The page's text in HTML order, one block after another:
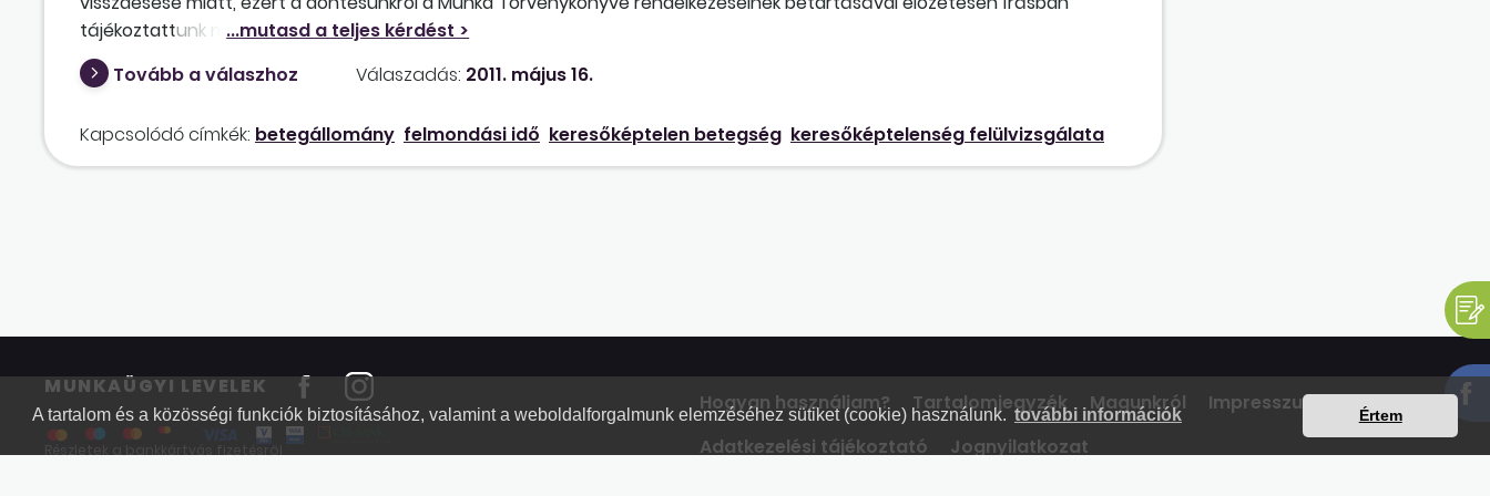
A tartalom és a közösségi funkciók biztosításához, valamint a weboldalforgalmunk elemzéséhez sütiket (cookie) használunk. további információk Értem
tájékoztattunk minden érintett munkavállalót. Többeknek a tájékoztatót sem tudjuk átadni, mivel néhány érintett
keresőképtelen állományba vonult. Felmerült bennünk a gyanú, hogy ez az átlagnál magasabb arányú "lebetegedés"
valószínűleg a döntésünk kézbesítésének elodázására irányul. Tehetünk-e ebben a helyzetben valamit, vagy ki kell
Tovább a válaszhoz Válaszadás: 2011. május 16.
Kapcsolódó címkék: betegállomány felmondási idő keresőképtelen betegség keresőképtelenség felülvizsgálata
MUNKAÜGYI LEVELEK
Részletek a bankkártyás fizetésről
Hogyan használjam? Tartalomjegyzék Magunkról Impresszum
Kapcsolat
Adatkezelési tájékoztató
Jognyilatkozat